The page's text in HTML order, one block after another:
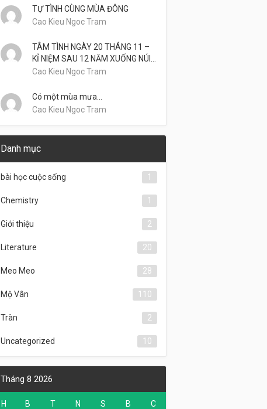
TỰ TÌNH CÙNG MÙA ĐÔNG
Cao Kieu Ngoc Tram
TÂM TÌNH NGÀY 20 THÁNG 11 –
KỈ NIỆM SAU 12 NĂM XUỐNG NÚI…
Cao Kieu Ngoc Tram
Có một mùa mưa…
Cao Kieu Ngoc Tram
Danh mục
bài học cuộc sống 1
Chemistry 1
Giới thiệu 2
Literature 20
Meo Meo 28
Mộ Vân 110
Tràn 2
Uncategorized 10
Tháng 8 2026
H B T N S B C